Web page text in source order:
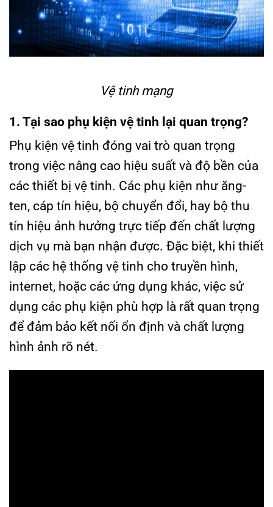
Vệ tinh mạng
1. Tại sao phụ kiện vệ tinh lại quan trọng?
Phụ kiện vệ tinh đóng vai trò quan trọng
trong việc nâng cao hiệu suất và độ bền của
các thiết bị vệ tinh. Các phụ kiện như ăng-
ten, cáp tín hiệu, bộ chuyển đổi, hay bộ thu
tín hiệu ảnh hưởng trực tiếp đến chất lượng
dịch vụ mà bạn nhận được. Đặc biệt, khi thiết
lập các hệ thống vệ tinh cho truyền hình,
internet, hoặc các ứng dụng khác, việc sử
dụng các phụ kiện phù hợp là rất quan trọng
để đảm bảo kết nối ổn định và chất lượng
hình ảnh rõ nét.